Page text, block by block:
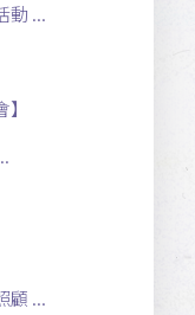
動 ...
顧 ...